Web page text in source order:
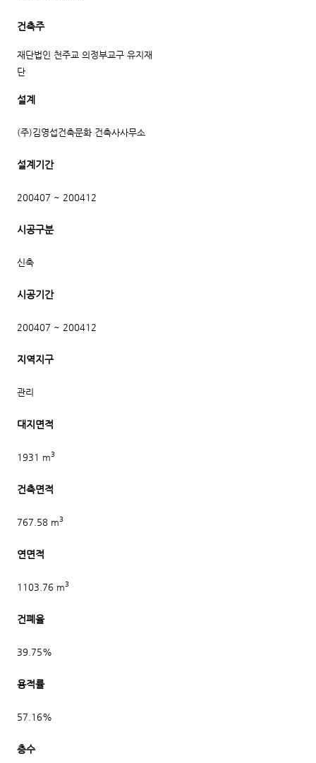
건축주
재단법인 천주교 의정부교구 유지재
단
설계
(주)김영섭건축문화 건축사사무소
설계기간
200407 ~ 200412
시공구분
신축
시공기간
200407 ~ 200412
지역지구
관리
대지면적
1931 m3
건축면적
767.58 m3
연면적
1103.76 m3
건폐율
39.75%
용적률
57.16%
층수